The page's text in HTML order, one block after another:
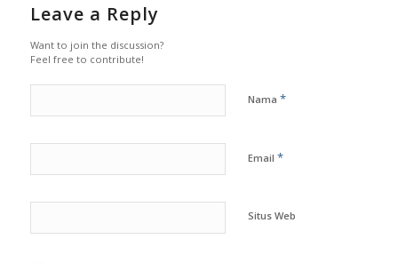
Leave a Reply
Want to join the discussion?
Feel free to contribute!
Nama *
Email *
Situs Web